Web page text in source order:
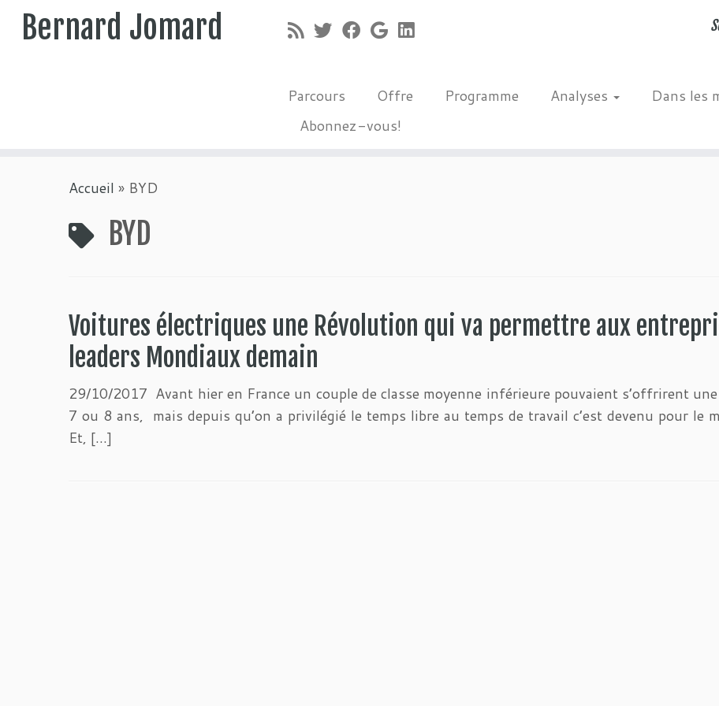
Bernard Jomard
Parcours Offre Programme Analyses Dans les
Abonnez-vous!
Accueil » BYD
BYD
Voitures électriques une Révolution qui va permettre aux
leaders Mondiaux demain
29/10/2017 Avant hier en France un couple de classe moyenne inférieure pouvaient s’offrirent
7 ou 8 ans, mais depuis qu’on a privilégié le temps libre au temps de travail c’est devenu pour le
Et, […]